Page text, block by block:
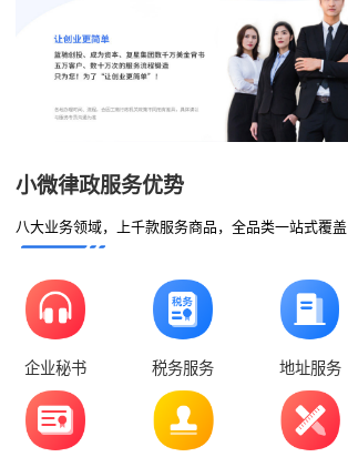
小微律政服务优势
八大业务领域，上千款服务商品，全品类一站式覆盖
企业秘书 税务服务 地址服务